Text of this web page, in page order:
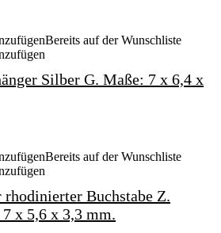
Bereits auf der Wunschliste
Silber G. Maße: 7 x 6,4 x
Bereits auf der Wunschliste
rhodinierter Buchstabe Z.
x 5,6 x 3,3 mm.